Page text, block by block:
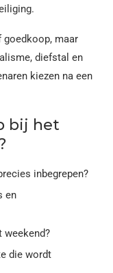
goedkoop, maar
diefstal en
kiezen na een
bij het
inbegrepen?
en
weekend?
die wordt